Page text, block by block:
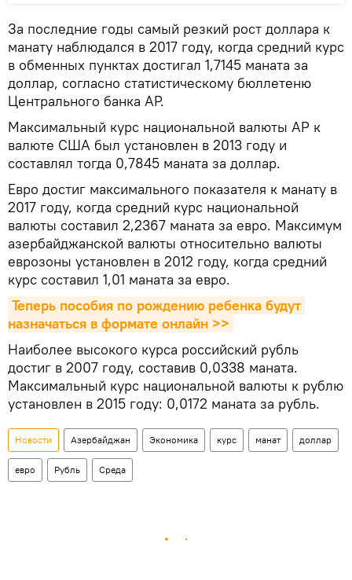
За последние годы самый резкий рост доллара к
манату наблюдался в 2017 году, когда средний курс
в обменных пунктах достигал 1,7145 маната за
доллар, согласно статистическому бюллетеню
Центрального банка АР.
Максимальный курс национальной валюты АР к
валюте США был установлен в 2013 году и
составлял тогда 0,7845 маната за доллар.
Евро достиг максимального показателя к манату в
2017 году, когда средний курс национальной
валюты составил 2,2367 маната за евро. Максимум
азербайджанской валюты относительно валюты
еврозоны установлен в 2012 году, когда средний
курс составил 1,01 маната за евро.
Теперь пособия по рождению ребенка будут
назначаться в формате онлайн >>
Наиболее высокого курса российский рубль
достиг в 2007 году, составив 0,0338 маната.
Максимальный курс национальной валюты к рублю
установлен в 2015 году: 0,0172 маната за рубль.
Новости Азербайджан Экономика курс манат доллар
евро Рубль Среда